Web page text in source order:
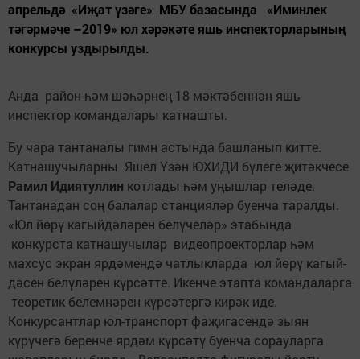
апрельдә «Иҗат үзәге» МБУ базасында «Иминлек
тәгәрмәче –2019» юл хәрәкәте яшь инспекторларының
конкурсы уздырылды.
Анда район һәм шәһәрнең 18 мәктәбеннән яшь
инспектор командалары катнашты.
Бу чара тантаналы гимн астында башланып китте.
Катнашучыларны Яшел Үзән ЮХИДИ бүлеге җитәкчесе
Рамил Идиятуллин котлады һәм уңышлар теләде.
Тантанадан соң балалар станцияләр буенча таралды.
«Юл йөрү кагыйдәләрен белүчеләр» этабында
конкурста катнашучылар видео­проекторлар һәм
махсус экран ярдәмендә чатлыкларда юл йөрү кагый­
дәсен белүләрен күрсәтте. Икенче этапта командаларга
теоретик белемнәрен күрсәтергә кирәк иде.
Конкурсантлар юл-транспорт фаҗигасендә зыян
күрүчегә беренче ярдәм күрсәтү буенча сорауларга